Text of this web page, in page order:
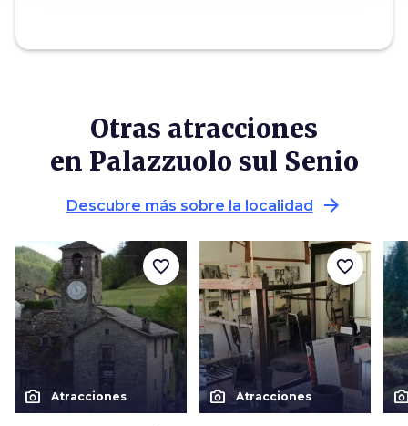
Otras atracciones
en Palazzuolo sul Senio
Descubre más sobre la localidad arrow_forward
photo_camera Atracciones
favorite_border
photo_camera Atracciones
favorite_border